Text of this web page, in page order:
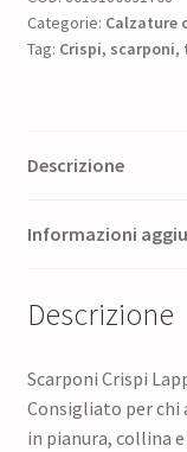
era:
Categorie: Calzature
Tag: Crispi, scarponi,
Descrizione
Informazioni
Descrizione
Scarponi Crispi
Consigliato per chi
in pianura, collina